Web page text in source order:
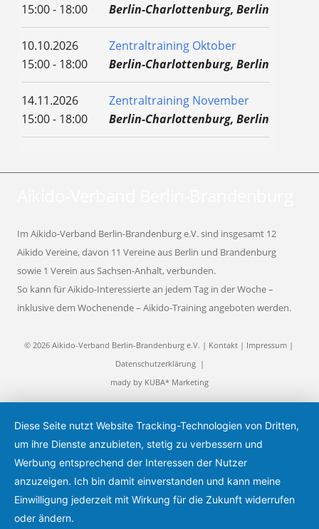
15:00 - 18:00
Berlin-Charlottenburg, Berlin
10.10.2026
15:00 - 18:00
Zentraltraining Oktober
Berlin-Charlottenburg, Berlin
14.11.2026
15:00 - 18:00
Zentraltraining November
Berlin-Charlottenburg, Berlin
Im Aikido-Verband Berlin-Brandenburg e.V. sind insgesamt 12
Aikido Vereine, davon 11 Vereine aus Berlin und Brandenburg
sowie 1 Verein aus Sachsen-Anhalt, verbunden.
So kann für Aikido-Interessierte an jedem Tag in der Woche –
inklusive dem Wochenende – Aikido-Training angeboten werden.
© 2026 Aikido-Verband Berlin-Brandenburg e.V. | Kontakt| Impressum|
Datenschutzerklärung |
mady by KUBA* Marketing
Diese Seite nutzt Website Tracking-Technologien von Dritten,
um ihre Dienste anzubieten, stetig zu verbessern und
Werbung entsprechend der Interessen der Nutzer
anzuzeigen. Ich bin damit einverstanden und kann meine
Einwilligung jederzeit mit Wirkung für die Zukunft widerrufen
oder ändern.